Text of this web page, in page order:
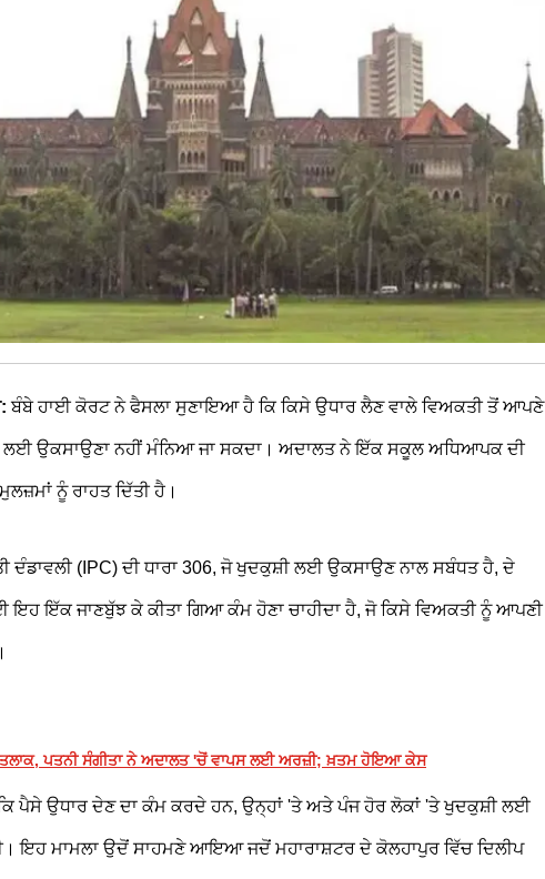
ਬੰਬੇ ਹਾਈ ਕੋਰਟ ਨੇ ਫੈਸਲਾ ਸੁਣਾਇਆ ਹੈ ਕਿ ਕਿਸੇ ਉਧਾਰ ਲੈਣ ਵਾਲੇ ਵਿਅਕਤੀ ਤੋਂ ਆਪਣੇ
ਲਈ ਉਕਸਾਉਣਾ ਨਹੀਂ ਮੰਨਿਆ ਜਾ ਸਕਦਾ। ਅਦਾਲਤ ਨੇ ਇੱਕ ਸਕੂਲ ਅਧਿਆਪਕ ਦੀ
ਨੂੰ ਰਾਹਤ ਦਿੱਤੀ ਹੈ।
ਦੰਡਾਵਲੀ (IPC) ਦੀ ਧਾਰਾ 306, ਜੋ ਖੁਦਕੁਸ਼ੀ ਲਈ ਉਕਸਾਉਣ ਨਾਲ ਸਬੰਧਤ ਹੈ, ਦੇ
ਇਹ ਇੱਕ ਜਾਣਬੁੱਝ ਕੇ ਕੀਤਾ ਗਿਆ ਕੰਮ ਹੋਣਾ ਚਾਹੀਦਾ ਹੈ, ਜੋ ਕਿਸੇ ਵਿਅਕਤੀ ਨੂੰ ਆਪਣੀ
ਤਲਾਕ, ਪਤਨੀ ਸੰਗੀਤਾ ਨੇ ਅਦਾਲਤ 'ਚੋਂ ਵਾਪਸ ਲਈ ਅਰਜ਼ੀ; ਖ਼ਤਮ ਹੋਇਆ ਕੇਸ
ਪੈਸੇ ਉਧਾਰ ਦੇਣ ਦਾ ਕੰਮ ਕਰਦੇ ਹਨ, ਉਨ੍ਹਾਂ 'ਤੇ ਅਤੇ ਪੰਜ ਹੋਰ ਲੋਕਾਂ 'ਤੇ ਖੁਦਕੁਸ਼ੀ ਲਈ
ਇਹ ਮਾਮਲਾ ਉਦੋਂ ਸਾਹਮਣੇ ਆਇਆ ਜਦੋਂ ਮਹਾਰਾਸ਼ਟਰ ਦੇ ਕੋਲਹਾਪੁਰ ਵਿੱਚ ਦਿਲੀਪ